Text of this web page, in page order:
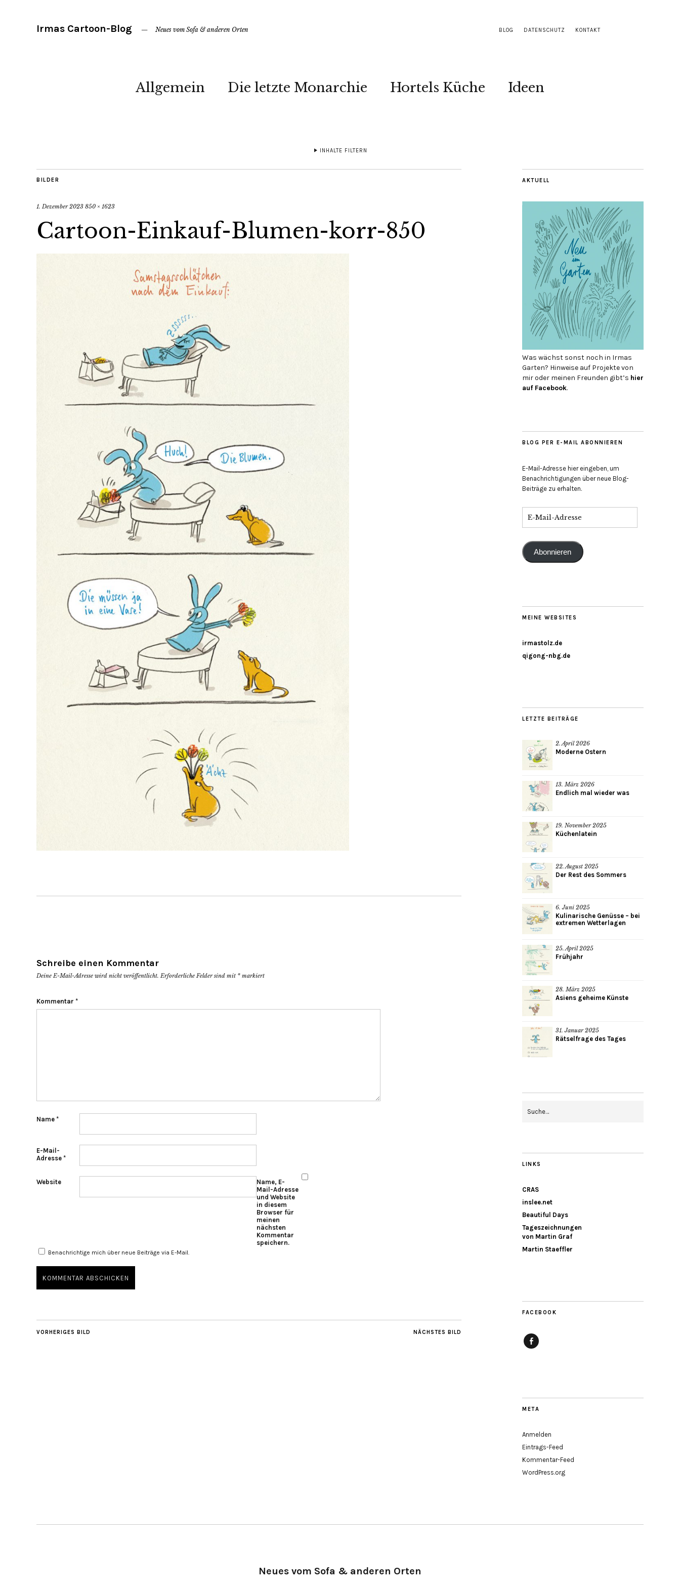
BLOG DATENSCHUTZ KONTAKT
Irmas Cartoon-Blog Neues vom Sofa & anderen Orten
Allgemein Die letzte Monarchie Hortels Küche Ideen
INHALTE FILTERN
BILDER
1. Dezember 2023 850 × 1623
Cartoon-Einkauf-Blumen-korr-850
Schreibe einen Kommentar
Deine E-Mail-Adresse wird nicht veröffentlicht. Erforderliche Felder sind mit * markiert
Kommentar *
Name *
E-Mail-
Adresse *
Website
Name, E-
Mail-Adresse
und Website
in diesem
Browser für
meinen
nächsten
Kommentar
speichern.
Benachrichtige mich über neue Beiträge via E-Mail.
NÄCHSTES BILD
VORHERIGES BILD
AKTUELL
Was wächst sonst noch in Irmas
Garten? Hinweise auf Projekte von
mir oder meinen Freunden gibt’s hier
auf Face­book.
BLOG PER E-MAIL ABONNIEREN
E-Mail-Adresse hier eingeben, um
Benachrichtigungen über neue Blog-
Beiträge zu erhalten.
Abonnieren
MEINE WEBSITES
irmastolz.de
qigong-nbg.de
LETZTE BEITRÄGE
2. April 2026
Moderne Ostern
13. März 2026
Endlich mal wieder was
19. November 2025
Küchenlatein
22. August 2025
Der Rest des Sommers
6. Juni 2025
Kulinarische Genüsse – bei
extremen Wetterlagen
25. April 2025
Frühjahr
28. März 2025
Asiens geheime Künste
31. Januar 2025
Rätselfrage des Tages
LINKS
CRAS
inslee.net
Beautiful Days
Tageszeichnungen
von Martin Graf
Martin Staeffler
FACEBOOK
META
Anmelden
Eintrags-Feed
Kommentar-Feed
WordPress.org
Neues vom Sofa & anderen Orten